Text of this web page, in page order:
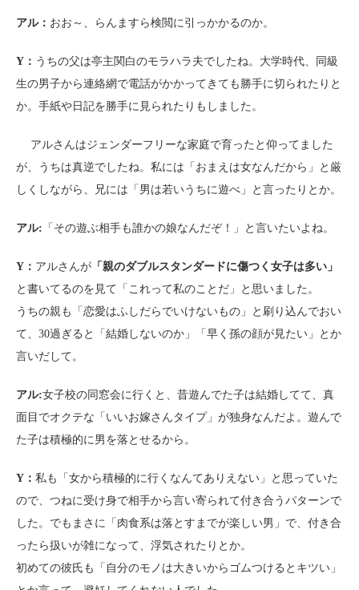
アル： おお～、らんますら検閲に引っかかるのか。
Y： うちの父は亭主関白のモラハラ夫でしたね。大学時代、同級
生の男子から連絡網で電話がかかってきても勝手に切られたりと
か。手紙や日記を勝手に見られたりもしました。
アルさんはジェンダーフリーな家庭で育ったと仰ってました
が、うちは真逆でしたね。私には「おまえは女なんだから」と厳
しくしながら、兄には「男は若いうちに遊べ」と言ったりとか。
アル: 「その遊ぶ相手も誰かの娘なんだぞ！」と言いたいよね。
Y： アルさんが 「親のダブルスタンダードに傷つく女子は多い」
と書いてるのを見て「これって私のことだ」と思いました。
うちの親も「恋愛はふしだらでいけないもの」と刷り込んでおい
て、30過ぎると「結婚しないのか」「早く孫の顔が見たい」とか
言いだして。
アル:女子校の同窓会に行くと、昔遊んでた子は結婚してて、真
面目でオクテな「いいお嫁さんタイプ」が独身なんだよ。遊んで
た子は積極的に男を落とせるから。
Y： 私も「女から積極的に行くなんてありえない」と思っていた
ので、つねに受け身で相手から言い寄られて付き合うパターンで
した。でもまさに「肉食系は落とすまでが楽しい男」で、付き合
ったら扱いが雑になって、浮気されたりとか。
初めての彼氏も「自分のモノは大きいからゴムつけるとキツい」